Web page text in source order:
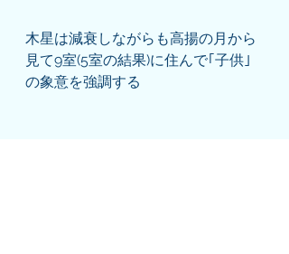
木星は減衰しながらも高揚の月から
見て9室(5室の結果)に住んで｢子供｣
の象意を強調する